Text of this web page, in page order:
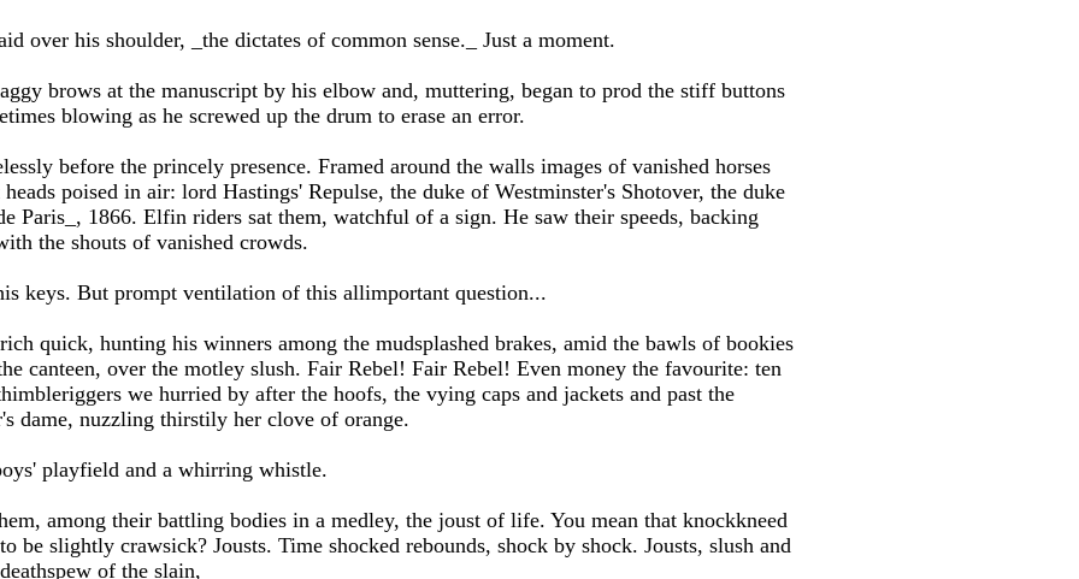
over his shoulder, _the dictates of common sense._ Just a moment.
brows at the manuscript by his elbow and, muttering, began to prod the stiff buttons
blowing as he screwed up the drum to erase an error.
before the princely presence. Framed around the walls images of vanished horses
poised in air: lord Hastings' Repulse, the duke of Westminster's Shotover, the duke
Paris_, 1866. Elfin riders sat them, watchful of a sign. He saw their speeds, backing
the shouts of vanished crowds.
keys. But prompt ventilation of this allimportant question...
quick, hunting his winners among the mudsplashed brakes, amid the bawls of bookies
canteen, over the motley slush. Fair Rebel! Fair Rebel! Even money the favourite: ten
we hurried by after the hoofs, the vying caps and jackets and past the
dame, nuzzling thirstily her clove of orange.
playfield and a whirring whistle.
among their battling bodies in a medley, the joust of life. You mean that knockkneed
be slightly crawsick? Jousts. Time shocked rebounds, shock by shock. Jousts, slush and
of the slain,